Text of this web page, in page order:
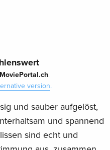
.
version.
und sauber aufgelöst,
und spannend
sind echt und